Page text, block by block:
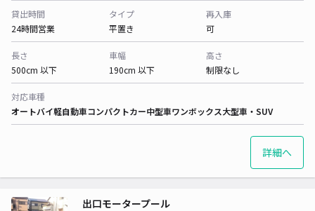
貸出時間
24時間営業
タイプ
平置き
再入庫
可
長さ
500cm 以下
車幅
190cm 以下
高さ
制限なし
対応車種
オートバイ軽自動車コンパクトカー中型車ワンボックス大型車・SUV
詳細へ
出口モータープール